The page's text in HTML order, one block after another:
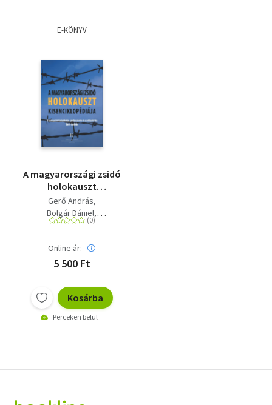
E-KÖNYV
A magyarországi zsidó
holokauszt
kisenciklopédiája
Gerő András
Bolgár Dániel
Ökrös Fruzsina
Online ár:
5 500 Ft
Kosárba
Perceken belül